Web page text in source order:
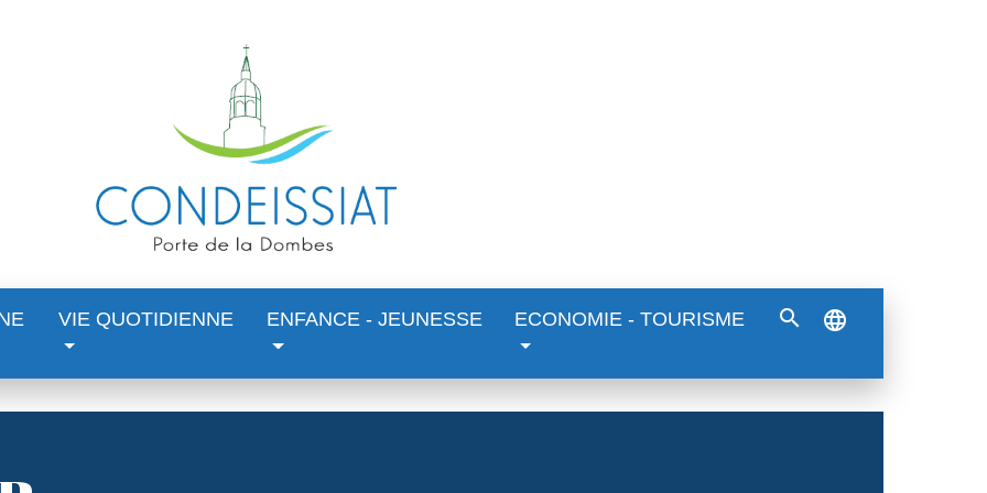
VIE QUOTIDIENNE ENFANCE - JEUNESSE ECONOMIE - TOURISME search language